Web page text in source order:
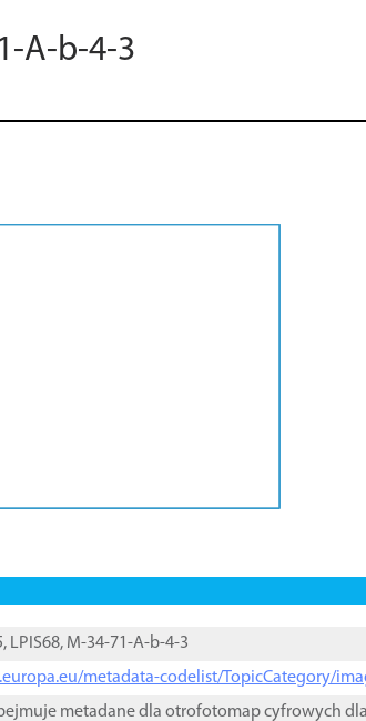
A-b-4-3
LPIS68, M-34-71-A-b-4-3
metadata-codelist/TopicCategory/
metadane dla otrofotomap cyfrowych